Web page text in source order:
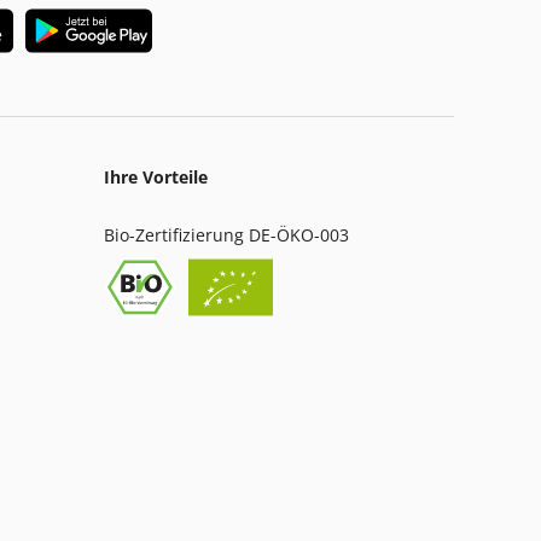
Ihre Vorteile
Bio-Zertifizierung DE-ÖKO-003